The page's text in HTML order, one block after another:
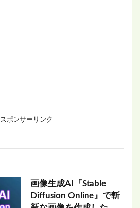
スポンサーリンク
画像生成AI『Stable
Diffusion Online』で斬